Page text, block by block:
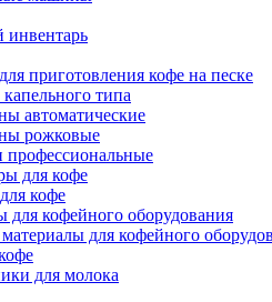
приготовления кофе на песке
типа
автоматические
рожковые
для кофе
кофе
для кофейного оборудования
для кофейного
для молока